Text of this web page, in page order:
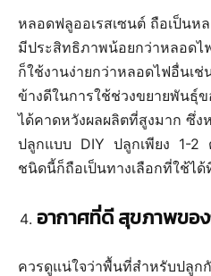
หลอดฟลูออเรสเซนต์ ถือเป็น
มีประสิทธิภาพน้อยกว่าหลอด
ก็ใช้งานง่ายกว่าหลอดไฟอื่น
ข้างดีในการใช้ช่วงขยายพัน
ได้คาดหวังผลผลิตที่สูงมาก ซึ่ง
ปลูกแบบ DIY ปลูกเพียง 1-
ชนิดนี้ก็ถือเป็นทางเลือกที่ใช้ได้
อากาศที่ดี สุขภาพขอ
ควรดูแน่ใจว่าพื้นที่สำหรับปลูก